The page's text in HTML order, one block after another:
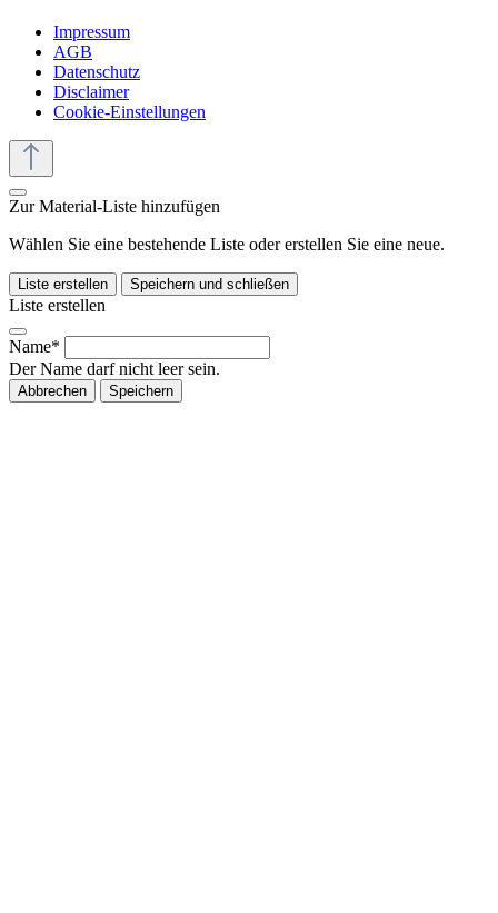
Impressum
AGB
Datenschutz
Disclaimer
Cookie-Einstellungen
Zur Material-Liste hinzufügen
Wählen Sie eine bestehende Liste oder erstellen Sie eine neue.
Liste erstellen Speichern und schließen
Liste erstellen
Name*
Der Name darf nicht leer sein.
Abbrechen Speichern